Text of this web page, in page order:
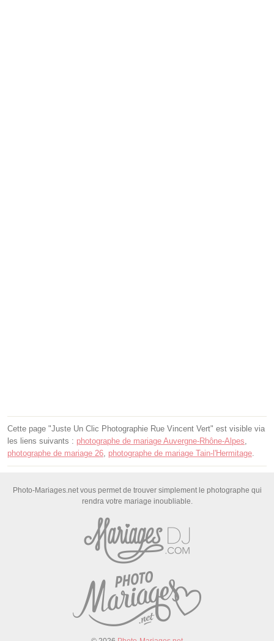
Cette page "Juste Un Clic Photographie Rue Vincent Vert" est visible via
les liens suivants : photographe de mariage Auvergne-Rhône-Alpes,
photographe de mariage 26, photographe de mariage Tain-l'Hermitage.
Photo-Mariages.net vous permet de trouver simplement le photographe qui
rendra votre mariage inoubliable.